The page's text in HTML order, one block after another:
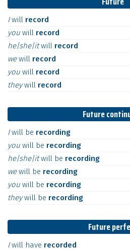
Iwill record
you will record
he|she|itwill record
wewill record
you will record
theywill record
Future
Iwill be recording
you will be recording
he|she|itwill be recording
wewill be recording
you will be recording
theywill be recording
Future
Iwill have recorded